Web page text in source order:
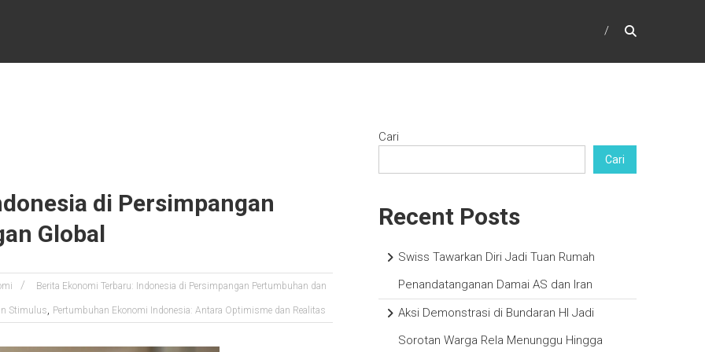
di Persimpangan
Global
Berita Ekonomi Terbaru: Indonesia di Persimpangan Pertumbuhan dan
Stimulus, Pertumbuhan Ekonomi Indonesia: Antara Optimisme dan Realitas
Cari
Cari
Recent Posts
Swiss Tawarkan Diri Jadi Tuan Rumah
Penandatanganan Damai AS dan Iran
Aksi Demonstrasi di Bundaran HI Jadi
Sorotan Warga Rela Menunggu Hingga